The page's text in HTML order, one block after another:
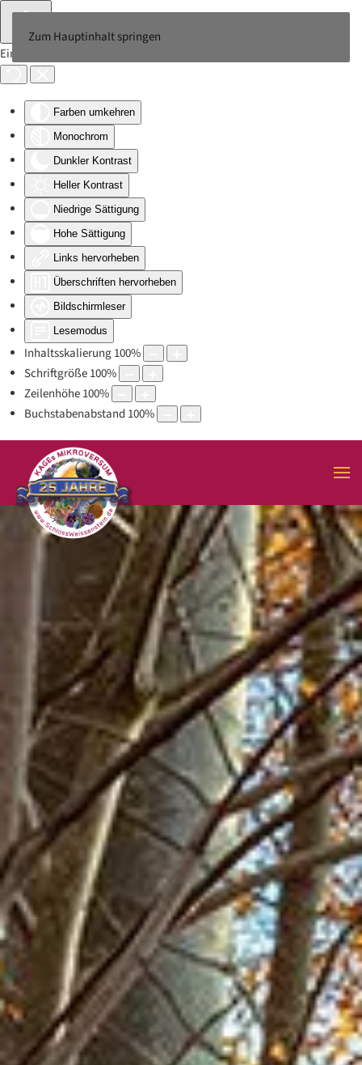
Eingabehilfen öffnen
Farben umkehren
Monochrom
Dunkler Kontrast
Heller Kontrast
Niedrige Sättigung
Hohe Sättigung
Links hervorheben
Überschriften hervorheben
Bildschirmleser
Lesemodus
Inhaltsskalierung100%
Schriftgröße100%
Zeilenhöhe100%
Buchstabenabstand 100%
Zum Hauptinhalt springen